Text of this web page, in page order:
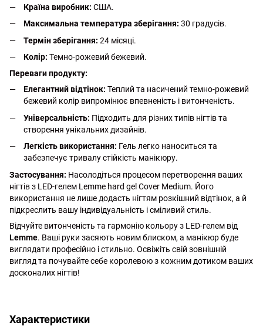
Країна виробник: США.
Максимальна температура зберігання: 30 градусів.
Термін зберігання: 24 місяці.
Колір: Темно-рожевий бежевий.
Переваги продукту:
Елегантний відтінок: Теплий та насичений темно-рожевий
бежевий колір випромінює впевненість і витонченість.
Універсальність: Підходить для різних типів нігтів та
створення унікальних дизайнів.
Легкість використання: Гель легко наноситься та
забезпечує тривалу стійкість манікюру.
Застосування: Насолодіться процесом перетворення ваших
нігтів з LED-гелем Lemme hard gel Cover Medium. Його
використання не лише додасть нігтям розкішний відтінок, а й
підкреслить вашу індивідуальність і сміливий стиль.
Відчуйте витонченість та гармонію кольору з LED-гелем від
Lemme. Ваші руки засяють новим блиском, а манікюр буде
виглядати професійно і стильно. Освіжіть свій зовнішній
вигляд та почувайте себе королевою з кожним дотиком ваших
досконалих нігтів!
Характеристики